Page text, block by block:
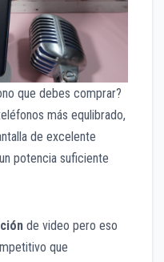
que debes comprar?
más equlibrado,
de excelente
potencia suficiente
de video pero eso
que